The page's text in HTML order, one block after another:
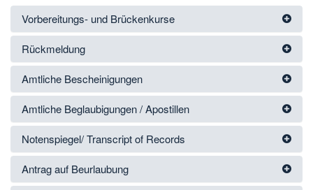
Vorbereitungs- und Brückenkurse
Rückmeldung
Amtliche Bescheinigungen
Amtliche Beglaubigungen / Apostillen
Notenspiegel/ Transcript of Records
Antrag auf Beurlaubung